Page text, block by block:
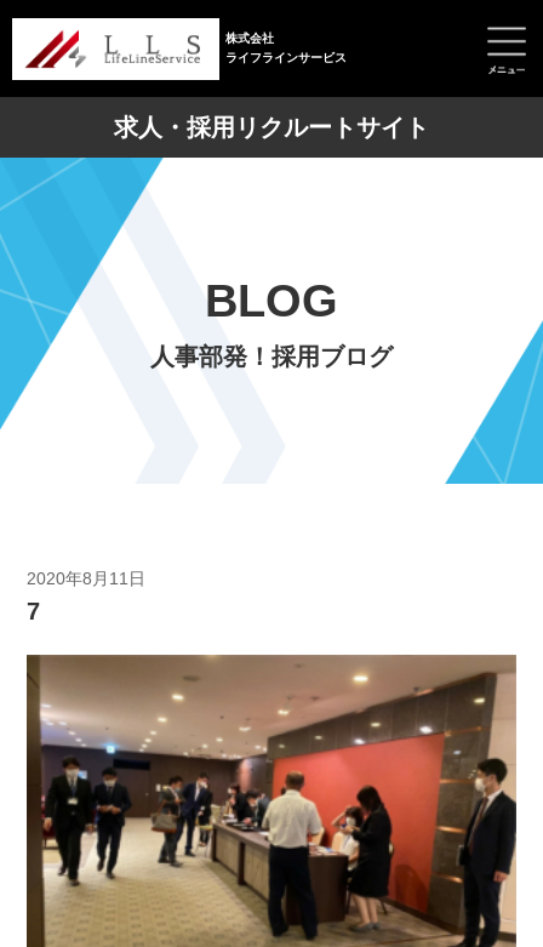
株式会社
ライフラインサービス
求人・採用リクルートサイト
BLOG
人事部発！採用ブログ
2020年8月11日
7